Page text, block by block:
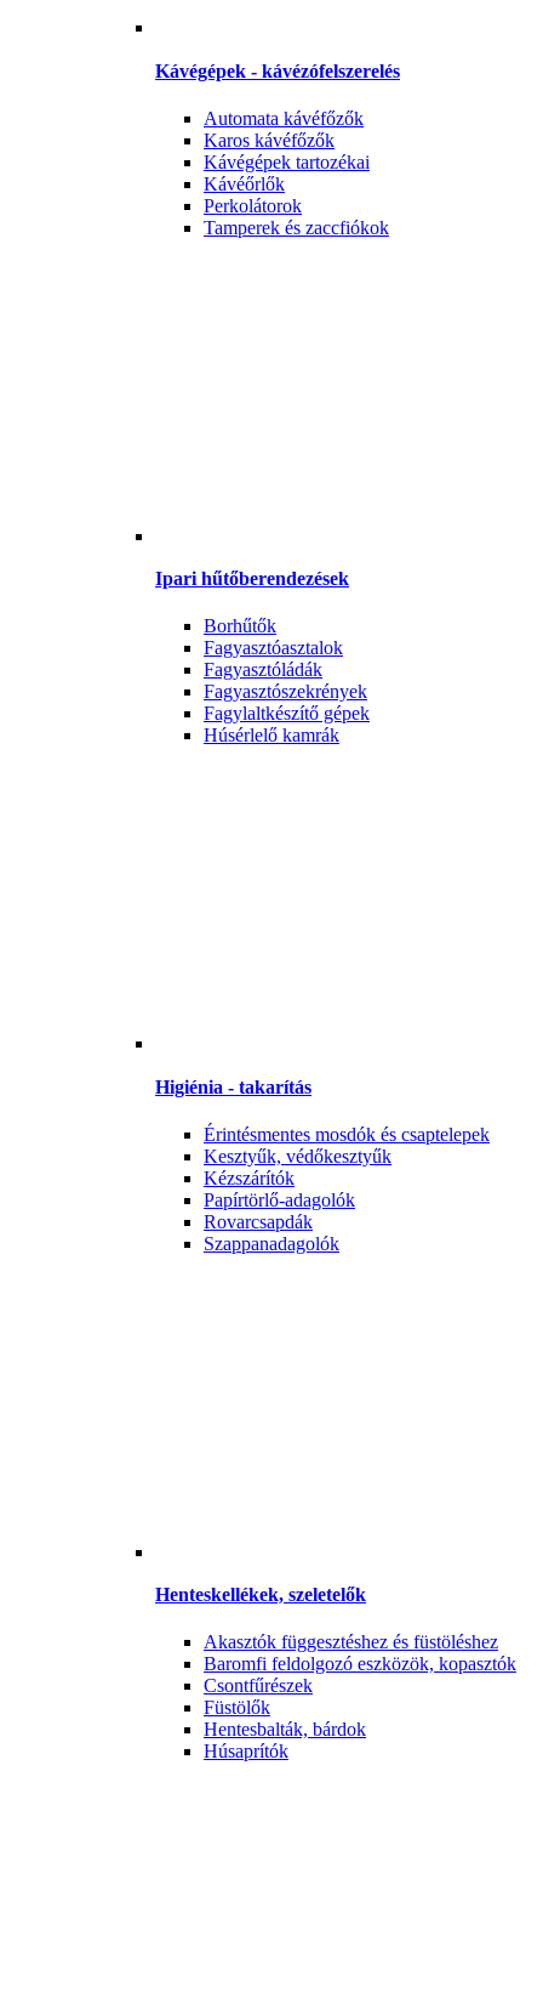
Kávégépek - kávézófelszerelés
Automata kávéfőzők
Karos kávéfőzők
Kávégépek tartozékai
Kávéőrlők
Perkolátorok
Tamperek és zaccfiókok
Ipari hűtőberendezések
Borhűtők
Fagyasztóasztalok
Fagyasztóládák
Fagyasztószekrények
Fagylaltkészítő gépek
Húsérlelő kamrák
Higiénia - takarítás
Érintésmentes mosdók és csaptelepek
Kesztyűk, védőkesztyűk
Kézszárítók
Papírtörlő-adagolók
Rovarcsapdák
Szappanadagolók
Henteskellékek, szeletelők
Akasztók függesztéshez és füstöléshez
Baromfi feldolgozó eszközök, kopasztók
Csontfűrészek
Füstölők
Hentesbalták, bárdok
Húsaprítók